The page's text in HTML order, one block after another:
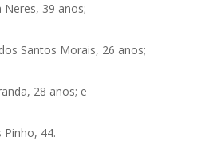
Neres, 39 anos;
Santos Morais, 26 anos;
28 anos; e
Pinho, 44.